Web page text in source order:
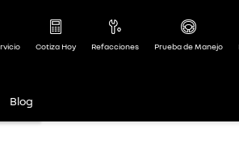
Cotiza Hoy Refacciones Prueba de Manejo
Blog